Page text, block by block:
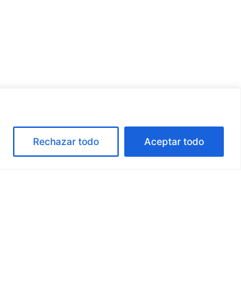
Rechazar todo Aceptar todo